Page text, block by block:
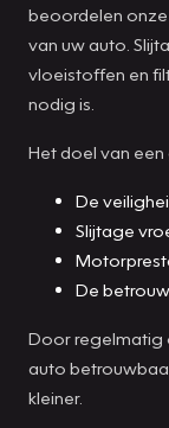
beoordelen
van uw auto.
vloeistoffen en
nodig is.
Het doel van
De
Slijtage
De
Door regelmatig
auto
kleiner.